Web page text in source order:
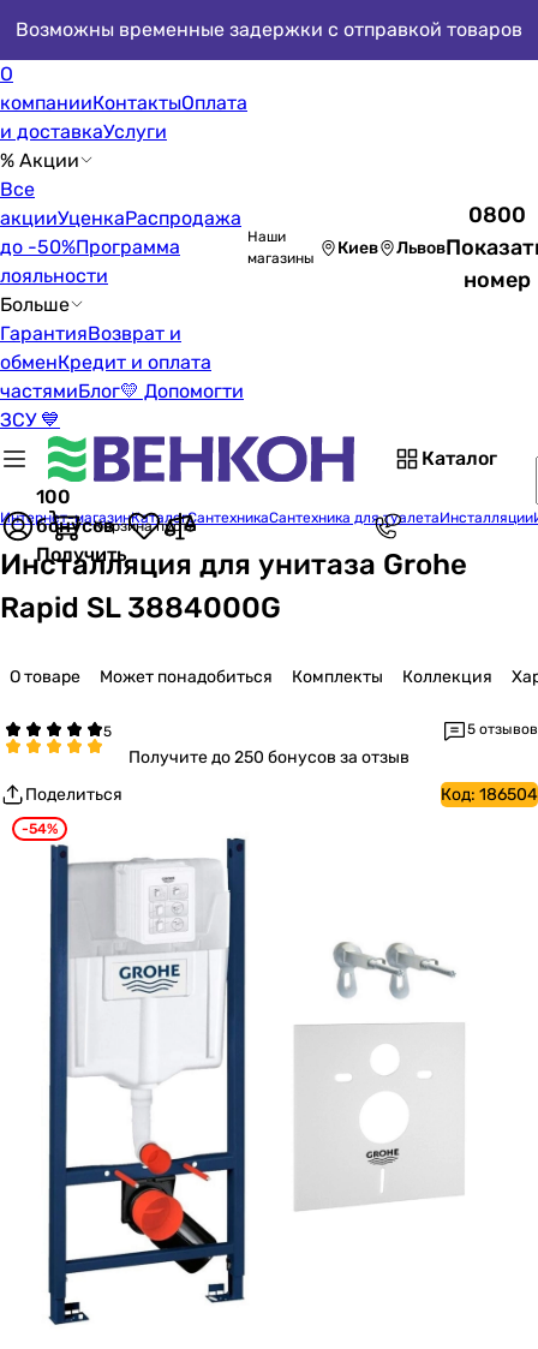
Возможны временные задержки с отправкой товаров
О
компанииКонтактыОплата
и доставкаУслуги
% Акции
Все
акцииУценкаРаспродажа
до -50%Программа
лояльности
Больше
ГарантияВозврат и
обменКредит и оплата
частямиБлог💛 Допомогти
ЗСУ 💙
Наши
магазины
Киев Львов
0800
номер
Каталог
100
бонусов
Получить
Корзина пуста
Интернет-магазинКаталогСантехникаСантехника для туалетаИнсталляции
Инсталляция для унитаза Grohe
Rapid SL 3884000G
О товаре Может понадобиться Комплекты Коллекция
5 отзывов
Получитедо 250 бонусов за отзыв
Поделиться
Код: 186504
-54%